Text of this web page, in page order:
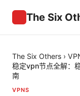
The Six
The Six Others ›
稳定vpn节点全解：
南
VPNS